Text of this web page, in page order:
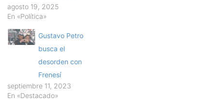
agosto 19, 2025
En «Política»
Gustavo Petro
busca el
desorden con
Frenesí
septiembre 11, 2023
En «Destacado»